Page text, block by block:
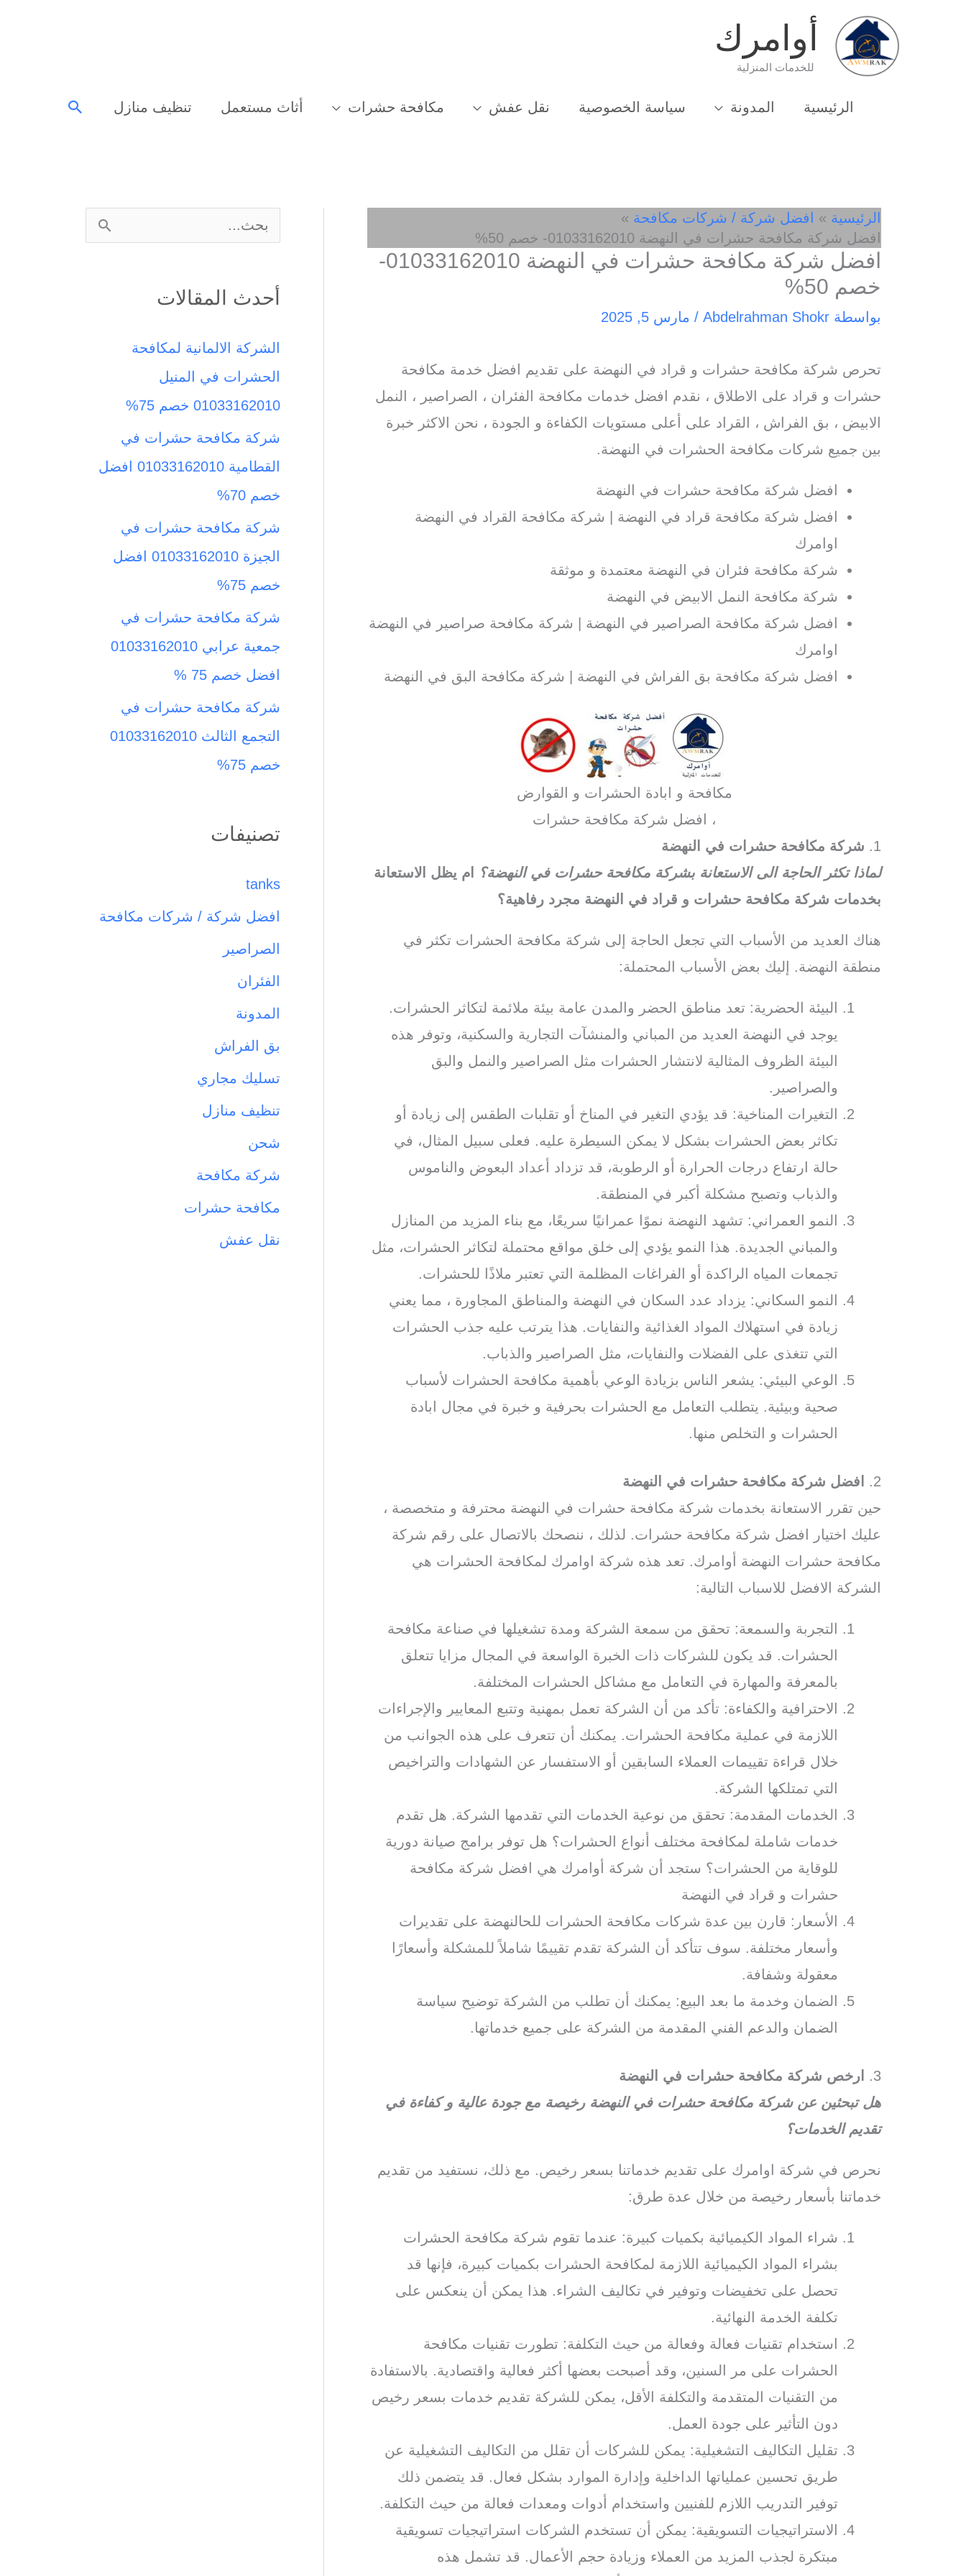
أوامرك
للخدمات المنزلية
الرئيسية المدونة سياسة الخصوصية نقل عفش مكافحة حشرات أثاث مستعمل تنظيف منازل البحث
الرئيسية
افضل شركة / شركات مكافحة
افضل شركة مكافحة حشرات في النهضة 01033162010- خصم 50%
افضل شركة مكافحة حشرات في النهضة 01033162010-
خصم 50%
بواسطة Abdelrahman Shokr
/ مارس 5, 2025
تحرص شركة مكافحة حشرات و قراد في النهضة على تقديم افضل خدمة مكافحة
حشرات و قراد على الاطلاق ، نقدم افضل خدمات مكافحة الفئران ، الصراصير ، النمل
الابيض ، بق الفراش ، القراد على أعلى مستويات الكفاءة و الجودة ، نحن الاكثر خبرة
بين جميع شركات مكافحة الحشرات في النهضة.
افضل شركة مكافحة حشرات في النهضة
افضل شركة مكافحة قراد في النهضة | شركة مكافحة القراد في النهضة
اوامرك
شركة مكافحة فئران في النهضة معتمدة و موثقة
شركة مكافحة النمل الابيض في النهضة
افضل شركة مكافحة الصراصير في النهضة | شركة مكافحة صراصير في النهضة
اوامرك
افضل شركة مكافحة بق الفراش في النهضة | شركة مكافحة البق في النهضة
مكافحة و ابادة الحشرات و القوارض
، افضل شركة مكافحة حشرات
1.
شركة مكافحة حشرات في النهضة
لماذا تكثر الحاجة الى الاستعانة بشركة مكافحة حشرات في النهضة؟
ام يظل الاستعانة
بخدمات شركة مكافحة حشرات و قراد في النهضة مجرد رفاهية؟
هناك العديد من الأسباب التي تجعل الحاجة إلى شركة مكافحة الحشرات تكثر في
منطقة النهضة. إليك بعض الأسباب المحتملة:
البيئة الحضرية: تعد مناطق الحضر والمدن عامة بيئة ملائمة لتكاثر الحشرات.
يوجد في النهضة العديد من المباني والمنشآت التجارية والسكنية، وتوفر هذه
البيئة الظروف المثالية لانتشار الحشرات مثل الصراصير والنمل والبق
والصراصير.
التغيرات المناخية: قد يؤدي التغير في المناخ أو تقلبات الطقس إلى زيادة أو
تكاثر بعض الحشرات بشكل لا يمكن السيطرة عليه. فعلى سبيل المثال، في
حالة ارتفاع درجات الحرارة أو الرطوبة، قد تزداد أعداد البعوض والناموس
والذباب وتصبح مشكلة أكبر في المنطقة.
النمو العمراني: تشهد النهضة نموًا عمرانيًا سريعًا، مع بناء المزيد من المنازل
والمباني الجديدة. هذا النمو يؤدي إلى خلق مواقع محتملة لتكاثر الحشرات، مثل
تجمعات المياه الراكدة أو الفراغات المظلمة التي تعتبر ملاذًا للحشرات.
النمو السكاني: يزداد عدد السكان في النهضة والمناطق المجاورة ، مما يعني
زيادة في استهلاك المواد الغذائية والنفايات. هذا يترتب عليه جذب الحشرات
التي تتغذى على الفضلات والنفايات، مثل الصراصير والذباب.
الوعي البيئي: يشعر الناس بزيادة الوعي بأهمية مكافحة الحشرات لأسباب
صحية وبيئية. يتطلب التعامل مع الحشرات بحرفية و خبرة في مجال ابادة
الحشرات و التخلص منها.
2.
افضل شركة مكافحة حشرات في النهضة
حين تقرر الاستعانة بخدمات شركة مكافحة حشرات في النهضة محترفة و متخصصة ،
عليك اختيار افضل شركة مكافحة حشرات. لذلك ، ننصحك بالاتصال على رقم شركة
مكافحة حشرات النهضة أوامرك. تعد هذه شركة اوامرك لمكافحة الحشرات هي
الشركة الافضل للاسباب التالية:
التجربة والسمعة: تحقق من سمعة الشركة ومدة تشغيلها في صناعة مكافحة
الحشرات. قد يكون للشركات ذات الخبرة الواسعة في المجال مزايا تتعلق
بالمعرفة والمهارة في التعامل مع مشاكل الحشرات المختلفة.
الاحترافية والكفاءة: تأكد من أن الشركة تعمل بمهنية وتتبع المعايير والإجراءات
اللازمة في عملية مكافحة الحشرات. يمكنك أن تتعرف على هذه الجوانب من
خلال قراءة تقييمات العملاء السابقين أو الاستفسار عن الشهادات والتراخيص
التي تمتلكها الشركة.
الخدمات المقدمة: تحقق من نوعية الخدمات التي تقدمها الشركة. هل تقدم
خدمات شاملة لمكافحة مختلف أنواع الحشرات؟ هل توفر برامج صيانة دورية
للوقاية من الحشرات؟ ستجد أن شركة أوامرك هي افضل شركة مكافحة
حشرات و قراد في النهضة
الأسعار: قارن بين عدة شركات مكافحة الحشرات للحالنهضة على تقديرات
وأسعار مختلفة. سوف تتأكد أن الشركة تقدم تقييمًا شاملاً للمشكلة وأسعارًا
معقولة وشفافة.
الضمان وخدمة ما بعد البيع: يمكنك أن تطلب من الشركة توضيح سياسة
الضمان والدعم الفني المقدمة من الشركة على جميع خدماتها.
3.
ارخص شركة مكافحة حشرات في النهضة
هل تبحثين عن شركة مكافحة حشرات في النهضة رخيصة مع جودة عالية و كفاءة في
تقديم الخدمات؟
نحرص في شركة اوامرك على تقديم خدماتنا بسعر رخيص. مع ذلك، نستفيد من تقديم
خدماتنا بأسعار رخيصة من خلال عدة طرق:
شراء المواد الكيميائية بكميات كبيرة: عندما تقوم شركة مكافحة الحشرات
بشراء المواد الكيميائية اللازمة لمكافحة الحشرات بكميات كبيرة، فإنها قد
تحصل على تخفيضات وتوفير في تكاليف الشراء. هذا يمكن أن ينعكس على
تكلفة الخدمة النهائية.
استخدام تقنيات فعالة وفعالة من حيث التكلفة: تطورت تقنيات مكافحة
الحشرات على مر السنين، وقد أصبحت بعضها أكثر فعالية واقتصادية. بالاستفادة
من التقنيات المتقدمة والتكلفة الأقل، يمكن للشركة تقديم خدمات بسعر رخيص
دون التأثير على جودة العمل.
تقليل التكاليف التشغيلية: يمكن للشركات أن تقلل من التكاليف التشغيلية عن
طريق تحسين عملياتها الداخلية وإدارة الموارد بشكل فعال. قد يتضمن ذلك
توفير التدريب اللازم للفنيين واستخدام أدوات ومعدات فعالة من حيث التكلفة.
الاستراتيجيات التسويقية: يمكن أن تستخدم الشركات استراتيجيات تسويقية
مبتكرة لجذب المزيد من العملاء وزيادة حجم الأعمال. قد تشمل هذه
ب
ث
ع
ن
أحدث المقالات
الشركة الالمانية لمكافحة
الحشرات في المنيل
01033162010 خصم 75%
شركة مكافحة حشرات في
القطامية 01033162010 افضل
خصم 70%
شركة مكافحة حشرات في
الجيزة 01033162010 افضل
خصم 75%
شركة مكافحة حشرات في
جمعية عرابي 01033162010
افضل خصم 75 %
شركة مكافحة حشرات في
التجمع الثالث 01033162010
خصم 75%
تصنيفات
tanks
افضل شركة / شركات مكافحة
الصراصير
الفئران
المدونة
بق الفراش
تسليك مجاري
تنظيف منازل
شحن
شركة مكافحة
مكافحة حشرات
نقل عفش